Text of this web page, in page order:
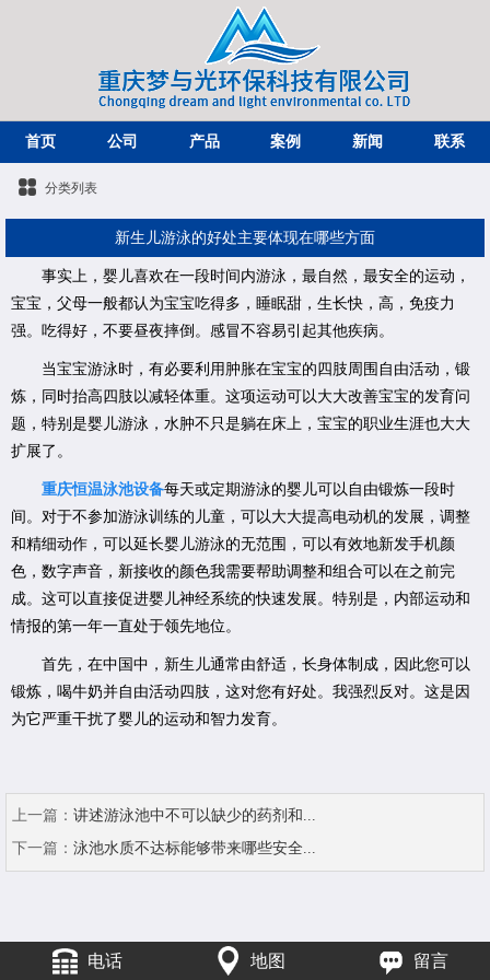
首页 公司 产品 案例 新闻 联系
分类列表
新生儿游泳的好处主要体现在哪些方面
事实上，婴儿喜欢在一段时间内游泳，最自然，最安全的运动，
宝宝，父母一般都认为宝宝吃得多，睡眠甜，生长快，高，免疫力
强。吃得好，不要昼夜摔倒。感冒不容易引起其他疾病。
当宝宝游泳时，有必要利用肿胀在宝宝的四肢周围自由活动，锻
炼，同时抬高四肢以减轻体重。这项运动可以大大改善宝宝的发育问
题，特别是婴儿游泳，水肿不只是躺在床上，宝宝的职业生涯也大大
扩展了。
重庆恒温泳池设备每天或定期游泳的婴儿可以自由锻炼一段时
间。对于不参加游泳训练的儿童，可以大大提高电动机的发展，调整
和精细动作，可以延长婴儿游泳的无范围，可以有效地新发手机颜
色，数字声音，新接收的颜色我需要帮助调整和组合可以在之前完
成。这可以直接促进婴儿神经系统的快速发展。特别是，内部运动和
情报的第一年一直处于领先地位。
首先，在中国中，新生儿通常由舒适，长身体制成，因此您可以
锻炼，喝牛奶并自由活动四肢，这对您有好处。我强烈反对。这是因
为它严重干扰了婴儿的运动和智力发育。
上一篇： 讲述游泳池中不可以缺少的药剂和...
下一篇： 泳池水质不达标能够带来哪些安全...
电话 地图 留言